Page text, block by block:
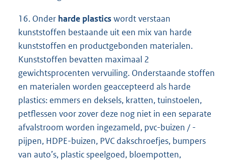
16. Onder harde plastics wordt verstaan
kunststoffen bestaande uit een mix van harde
kunststoffen en productgebonden materialen.
Kunststoffen bevatten maximaal 2
gewichtsprocenten vervuiling. Onderstaande stoffen
en materialen worden geaccepteerd als harde
plastics: emmers en deksels, kratten, tuinstoelen,
petflessen voor zover deze nog niet in een separate
afvalstroom worden ingezameld, pvc-buizen / -
pijpen, HDPE-buizen, PVC dakschroefjes, bumpers
van auto’s, plastic speelgoed, bloempotten,